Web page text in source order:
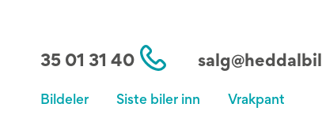
35 01 31 40
Bildeler Siste biler inn Vrakpant